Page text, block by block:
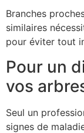
Branches
similaires
pour éviter tout
Pour un
vos
Seul un
signes de